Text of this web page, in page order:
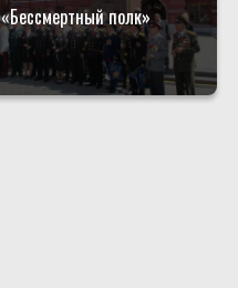
«Бессмертный полк»